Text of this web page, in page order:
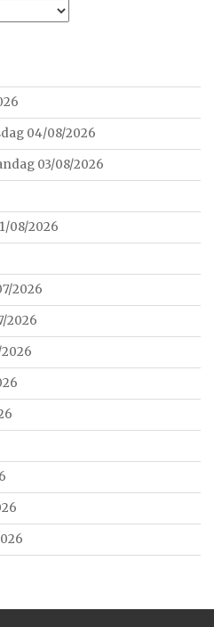
04/08/2026
03/08/2026
08/2026
2026
2026